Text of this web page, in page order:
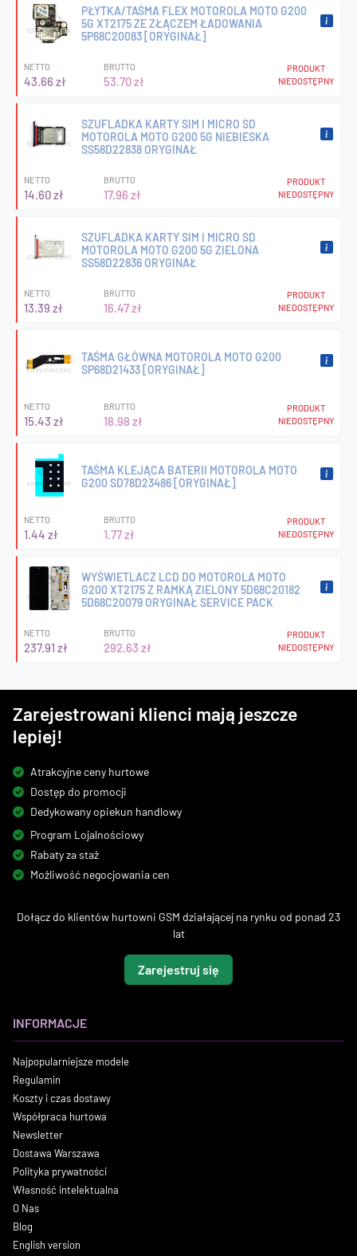
PŁYTKA/TAŚMA FLEX MOTOROLA MOTO G200
5G XT2175 ZE ZŁĄCZEM ŁADOWANIA
5P68C20083 [ORYGINAŁ]
NETTO
43.66 zł
BRUTTO
53.70 zł
PRODUKT
NIEDOSTĘPNY
SZUFLADKA KARTY SIM I MICRO SD
MOTOROLA MOTO G200 5G NIEBIESKA
SS58D22838 ORYGINAŁ
NETTO
14.60 zł
BRUTTO
17.96 zł
PRODUKT
NIEDOSTĘPNY
SZUFLADKA KARTY SIM I MICRO SD
MOTOROLA MOTO G200 5G ZIELONA
SS58D22836 ORYGINAŁ
NETTO
13.39 zł
BRUTTO
16.47 zł
PRODUKT
NIEDOSTĘPNY
TAŚMA GŁÓWNA MOTOROLA MOTO G200
SP68D21433 [ORYGINAŁ]
NETTO
15.43 zł
BRUTTO
18.98 zł
PRODUKT
NIEDOSTĘPNY
TAŚMA KLEJĄCA BATERII MOTOROLA MOTO
G200 SD78D23486 [ORYGINAŁ]
NETTO
1.44 zł
BRUTTO
1.77 zł
PRODUKT
NIEDOSTĘPNY
WYŚWIETLACZ LCD DO MOTOROLA MOTO
G200 XT2175 Z RAMKĄ ZIELONY 5D68C20182
5D68C20079 ORYGINAŁ SERVICE PACK
NETTO
237.91 zł
BRUTTO
292.63 zł
PRODUKT
NIEDOSTĘPNY
Zarejestrowani klienci mają jeszcze
lepiej!
Atrakcyjne ceny hurtowe
Dostęp do promocji
Dedykowany opiekun handlowy
Program Lojalnościowy
Rabaty za staż
Możliwość negocjowania cen
Dołącz do klientów hurtowni GSM działającej na rynku od ponad 23
lat
Zarejestruj się
INFORMACJE
Najpopularniejsze modele
Regulamin
Koszty i czas dostawy
Współpraca hurtowa
Newsletter
Dostawa Warszawa
Polityka prywatności
Własność intelektualna
O Nas
Blog
English version